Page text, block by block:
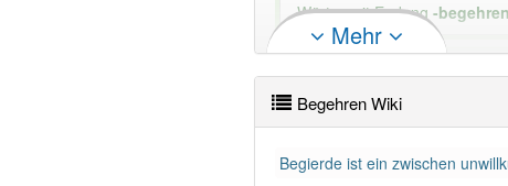
Wörter mit Endung -begehren
Das Wort wird häufig
Mehr
Begehren Wiki
Begierde ist ein zwischen